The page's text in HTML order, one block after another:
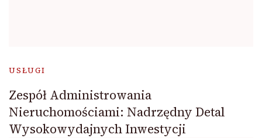
USŁUGI
Zespół Administrowania
Nieruchomościami: Nadrzędny Detal
Wysokowydajnych Inwestycji